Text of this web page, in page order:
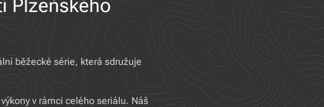
Plzeňského
běžecké série, která sdružuje
v rámci celého seriálu. Náš